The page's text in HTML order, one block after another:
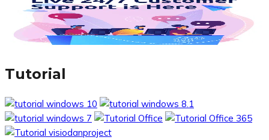
Tutorial